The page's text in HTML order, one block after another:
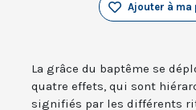
Ajouter à
La grâce du baptême se
quatre effets, qui sont
signifiés par les différents